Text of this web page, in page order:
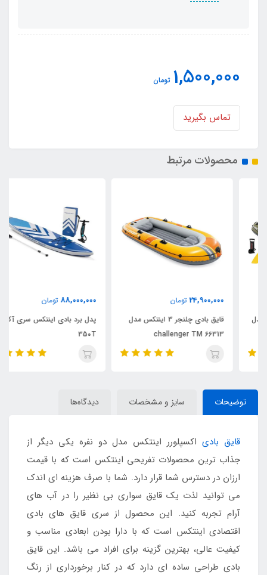
1,500,000 تومان
تماس بگیرید
محصولات مرتبط
24,900,000 تومان
قایق بادی چلنجر 3 اینتکس مدل
challenger TM 66313
88,000,000 تومان
پدل برد بادی اینتکس سری آکواپرو
توضیحات سایز و مشخصات دیدگاه‌ها
قایق بادی اکسپلورر اینتکس مدل دو نفره یکی دیگر از
جذاب ترین محصولات تفریحی اینتکس است که با قیمت
ارزان در دسترس شما قرار دارد. شما با صرف هزینه ای اندک
می توانید لذت یک قایق سواری بی نظیر را در آب های
آرام تجربه کنید. این محصول از سری قایق های بادی
اقتصادی اینتکس است که با دارا بودن ابعادی مناسب و
کیفیت عالی، بهترین گزینه برای افراد می باشد. این قایق
بادی طراحی ساده ای دارد که در کنار برخورداری از رنگ